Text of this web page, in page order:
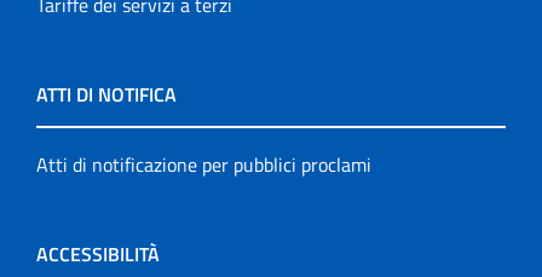
ATTI DI NOTIFICA
Atti di notificazione per pubblici proclami
ACCESSIBILITÀ